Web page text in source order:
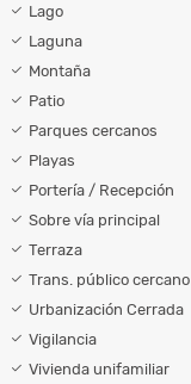
Lago
Laguna
Montaña
Patio
Parques cercanos
Playas
Portería / Recepción
Sobre vía principal
Terraza
Trans. público cercano
Urbanización Cerrada
Vigilancia
Vivienda unifamiliar